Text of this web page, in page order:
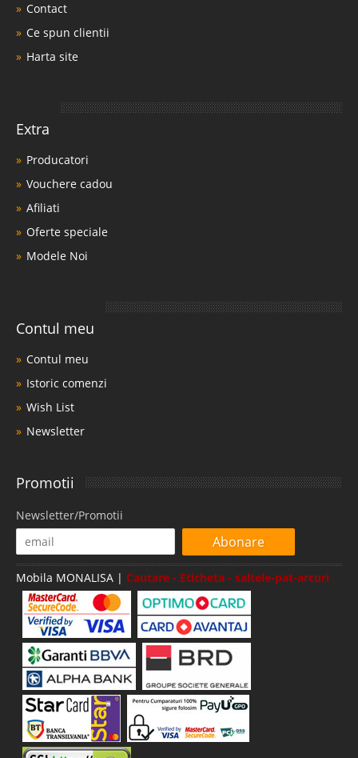
Contact
Ce spun clientii
Harta site
Extra
Producatori
Vouchere cadou
Afiliati
Oferte speciale
Modele Noi
Contul meu
Contul meu
Istoric comenzi
Wish List
Newsletter
Promotii
Newsletter/Promotii
Abonare
Mobila MONALISA | Cautare - Eticheta - saltele-pat-arcuri